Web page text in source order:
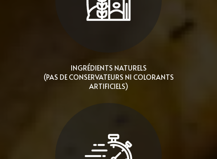
INGRÉDIENTS NATURELS
(PAS DE CONSERVATEURS NI COLORANTS
ARTIFICIELS)